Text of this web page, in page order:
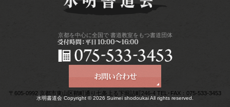
京都を中心に全国で書道教室をもつ書道団体
〒605-0992 京都市東山区鞘町通り七条上る下堀詰町246-4 TEL･FAX：075-533-3453
水明書道会 Copyright © 2026 Suimei shodoukai All rights reserved.